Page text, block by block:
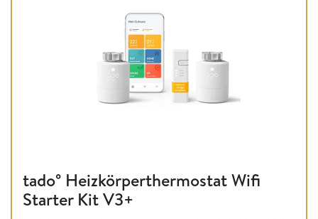
tado° Heizkörperthermostat Wifi
Starter Kit V3+